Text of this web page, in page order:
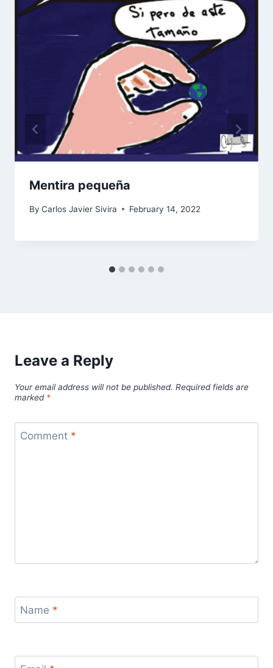
Mentira pequeña
By Carlos Javier Sivira February 14, 2022
Leave a Reply
Your email address will not be published. Required fields are
marked *
Comment *
Name *